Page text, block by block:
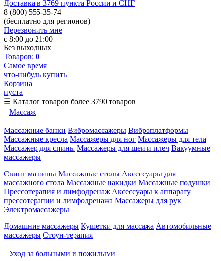
Доставка в 3769 пункта России и СНГ
8 (800) 555-35-74
(бесплатно для регионов)
Перезвонить мне
с 8:00 до 21:00
Без выходных
Товаров: 0
Самое время
что-нибудь купить
Корзина
пуста
☰ Каталог товаров более 3790 товаров
Массаж
Массажные банки Вибромассажеры Виброплатформы
Массажные кресла Массажеры для ног Массажеры для тела
Массажер для спины Массажеры для шеи и плеч Вакуумные
массажеры
Свинг машины Массажные столы Аксессуары для
массажного стола Массажные накидки Массажные подушки
Прессотерапия и лимфодренаж Аксессуары к аппарату
прессотерапии и лимфодренажа Массажеры для рук
Электромассажеры
Домашние массажеры Кушетки для массажа Автомобильные
массажеры Стоун-терапия
Уход за больными и пожилыми